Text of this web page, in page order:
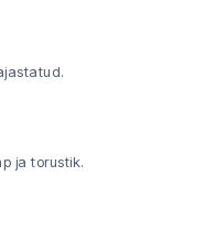
ja torustik.